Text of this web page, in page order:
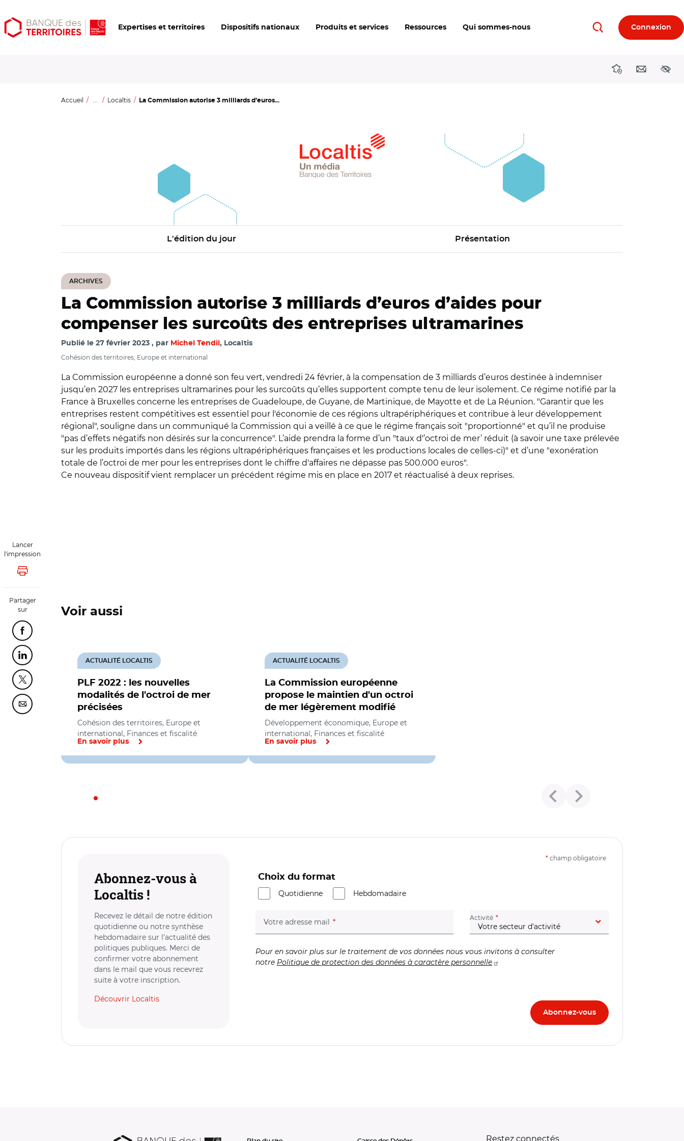
Aller
au
Aller
au
Ouvrir
les
Expertises et territoires Dispositifs nationaux Produits et services Ressources Qui sommes-nous RechercherConnexion
DirectionsContact
Accueil ... Localtis La Commission autorise 3 milliards d’euros...
L'édition du jour Présentation
ARCHIVES
Lancer
l'impression
Lancer l'impression
Partager
sur
Partager cette page sur Facebook
Partager cette page sur Linkedin
Partager cette page sur Twitter
Partager cette page sur Courriel
La Commission autorise 3 milliards d’euros d’aides pour
compenser les surcoûts des entreprises ultramarines
Publié le 27 février 2023 par Michel Tendil , Localtis
Cohésion des territoires, Europe et international
La Commission européenne a donné son feu vert, vendredi 24 février, à la compensation de 3 milliards d’euros destinée à indemniser
jusqu’en 2027 les entreprises ultramarines pour les surcoûts qu’elles supportent compte tenu de leur isolement. Ce régime notifié par la
France à Bruxelles concerne les entreprises de Guadeloupe, de Guyane, de Martinique, de Mayotte et de La Réunion. "Garantir que les
entreprises restent compétitives est essentiel pour l'économie de ces régions ultrapériphériques et contribue à leur développement
régional", souligne dans un communiqué la Commission qui a veillé à ce que le régime français soit "proportionné" et qu’il ne produise
"pas d’effets négatifs non désirés sur la concurrence". L’aide prendra la forme d’un "taux d'’octroi de mer’ réduit (à savoir une taxe prélevée
sur les produits importés dans les régions ultrapériphériques françaises et les productions locales de celles-ci)" et d’une "exonération
totale de l’octroi de mer pour les entreprises dont le chiffre d'affaires ne dépasse pas 500.000 euros".
Ce nouveau dispositif vient remplacer un précédent régime mis en place en 2017 et réactualisé à deux reprises.
Voir aussi
PLF 2022 : les nouvelles
modalités de l'octroi de mer
précisées
ACTUALITÉ LOCALTIS
Cohésion des territoires, Europe et
international, Finances et fiscalité
En savoir plus
La Commission européenne
propose le maintien d'un octroi
de mer légèrement modifié
ACTUALITÉ LOCALTIS
Développement économique, Europe et
international, Finances et fiscalité
En savoir plus
Abonnez-vous à
Localtis !
Recevez le détail de notre édition
quotidienne ou notre synthèse
hebdomadaire sur l’actualité des
politiques publiques. Merci de
confirmer votre abonnement
dans le mail que vous recevrez
suite à votre inscription.
Découvrir Localtis
* champ obligatoire
Choix du format
Quotidienne
Hebdomadaire
Votre adresse mail (champ obligatoire) Activité (champ obligatoire)
Pour en savoir plus sur le traitement de vos données nous vous invitons à consulter
notre Politique de protection des données à caractère personnelle
Restez connectés